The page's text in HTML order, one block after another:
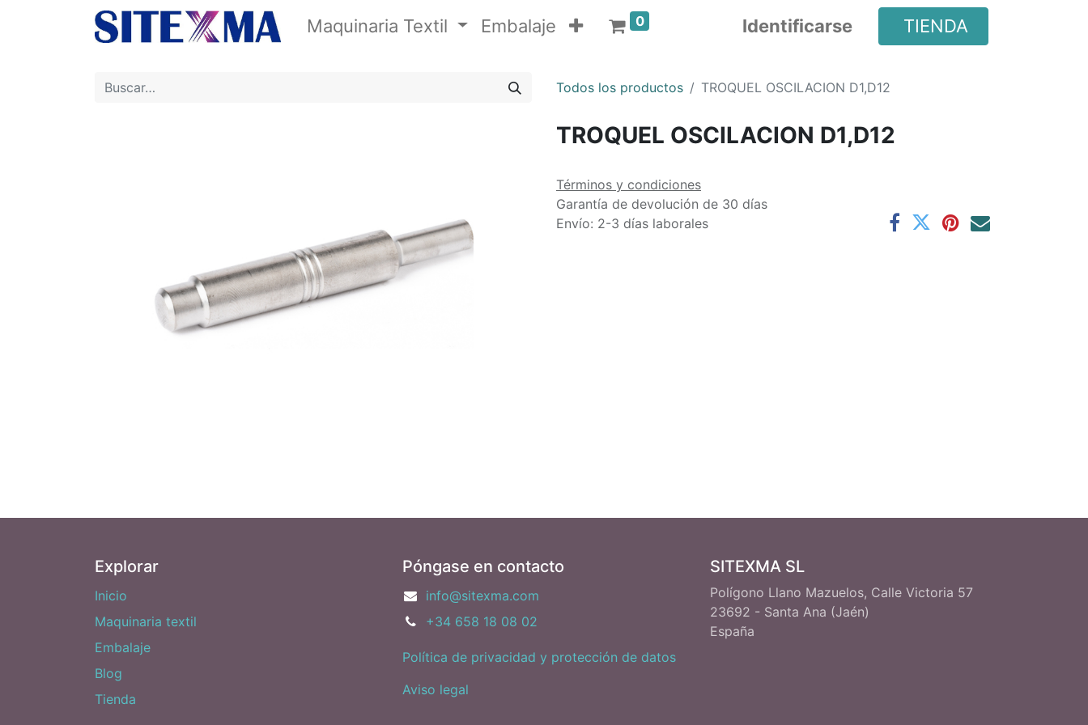
Maquinaria Textil Embalaje 0 Identificarse TIENDA
Todos los productos TROQUEL OSCILACION D1,D12
TROQUEL OSCILACION D1,D12
Términos y condiciones
Garantía de devolución de 30 días
Envío: 2-3 días laborales
Explorar
Inicio
Maquinaria textil
Embalaje
Blog
Tienda
Póngase en contacto
info@sitexma.com
+34 658 18 08 02
Política de privacidad y protección de datos
Aviso legal
SITEXMA SL
Polígono Llano Mazuelos, Calle Victoria 57
23692 - Santa Ana (Jaén)
España